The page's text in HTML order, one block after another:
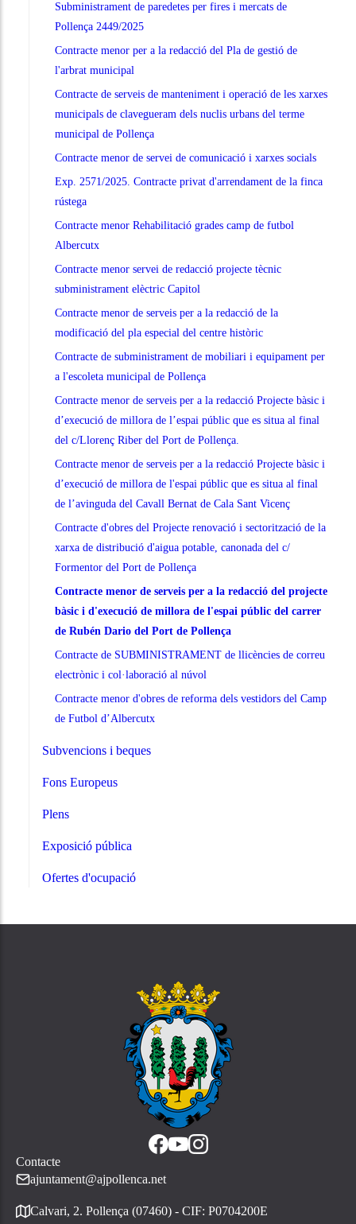
Subministrament de paredetes per fires i mercats de
Pollença 2449/2025
Contracte menor per a la redacció del Pla de gestió de
l'arbrat municipal
Contracte de serveis de manteniment i operació de les xarxes
municipals de clavegueram dels nuclis urbans del terme
municipal de Pollença
Contracte menor de servei de comunicació i xarxes socials
Exp. 2571/2025. Contracte privat d'arrendament de la finca
rústega
Contracte menor Rehabilitació grades camp de futbol
Albercutx
Contracte menor servei de redacció projecte tècnic
subministrament elèctric Capitol
Contracte menor de serveis per a la redacció de la
modificació del pla especial del centre històric
Contracte de subministrament de mobiliari i equipament per
a l'escoleta municipal de Pollença
Contracte menor de serveis per a la redacció Projecte bàsic i
d’execució de millora de l’espai públic que es situa al final
del c/Llorenç Riber del Port de Pollença.
Contracte menor de serveis per a la redacció Projecte bàsic i
d’execució de millora de l'espai públic que es situa al final
de l’avinguda del Cavall Bernat de Cala Sant Vicenç
Contracte d'obres del Projecte renovació i sectorització de la
xarxa de distribució d'aigua potable, canonada del c/
Formentor del Port de Pollença
Contracte menor de serveis per a la redacció del projecte
bàsic i d'execució de millora de l'espai públic del carrer
de Rubén Dario del Port de Pollença
Contracte de SUBMINISTRAMENT de llicències de correu
electrònic i col·laboració al núvol
Contracte menor d'obres de reforma dels vestidors del Camp
de Futbol d’Albercutx
Subvencions i beques
Fons Europeus
Plens
Exposició pública
Ofertes d'ocupació
Contacte
ajuntament@ajpollenca.net
Calvari, 2. Pollença (07460) - CIF: P0704200E